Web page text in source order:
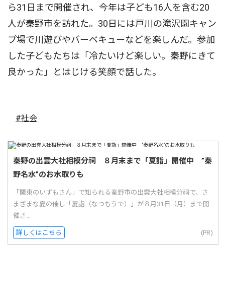
ら31日まで開催され、今年は子ども16人を含む20
人が秦野市を訪れた。30日には戸川の滝沢園キャン
プ場で川遊びやバーベキューなどを楽しんだ。参加
した子どもたちは「冷たいけど楽しい。秦野にきて
良かった」とはじける笑顔で話した。
#社会
秦野の出雲大社相模分祠 ８月末まで「夏詣」開催中 ”秦
野名水”のお水取りも
「関東のいずもさん」で知られる秦野市の出雲大社相模分祠で、さ
まざまな夏の催し「夏詣（なつもうで）」が８月31日（月）まで開
催さ...
詳しくはこちら (PR)